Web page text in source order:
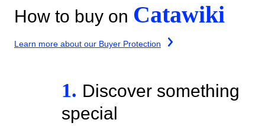
How to buy on Catawiki
Learn more about our Buyer Protection
1. Discover something
special